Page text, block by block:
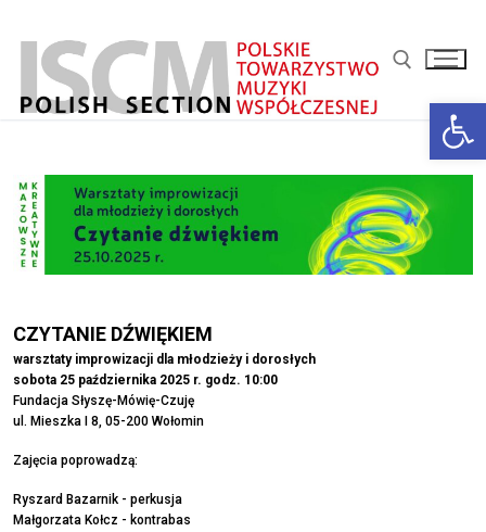
CZYTANIE DŹWIĘKIEM
warsztaty improwizacji dla młodzieży i dorosłych
sobota 25 października 2025 r. godz. 10:00
Fundacja Słyszę-Mówię-Czuję
ul. Mieszka I 8, 05-200 Wołomin
Zajęcia poprowadzą:
Ryszard Bazarnik - perkusja
Małgorzata Kołcz - kontrabas